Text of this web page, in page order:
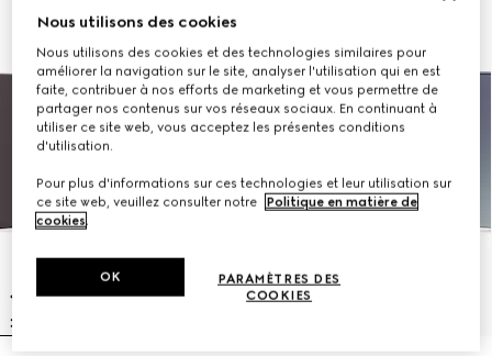
Nous utilisons des cookies
Nous utilisons des cookies et des technologies similaires pour
améliorer la navigation sur le site, analyser l'utilisation qui en est
faite, contribuer à nos efforts de marketing et vous permettre de
partager nos contenus sur vos réseaux sociaux. En continuant à
utiliser ce site web, vous acceptez les présentes conditions
d'utilisation.
Pour plus d'informations sur ces technologies et leur utilisation sur
ce site web, veuillez consulter notre
Politique en matière de
cookies.
PARAMÈTRES DES
COOKIES
OK